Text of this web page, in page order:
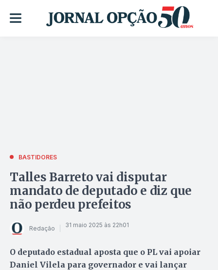
BASTIDORES
Talles Barreto vai disputar
mandato de deputado e diz que
não perdeu prefeitos
Redação 31 maio 2025 às 22h01
O deputado estadual aposta que o PL vai apoiar
Daniel Vilela para governador e vai lançar